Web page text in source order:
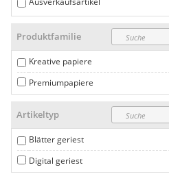
Produktfamilie
Kreative papiere
Premiumpapiere
Artikeltyp
Blätter geriest
Digital geriest